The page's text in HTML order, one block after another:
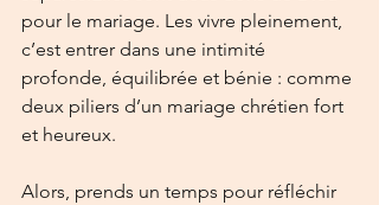
pour le mariage. Les vivre pleinement,
c’est entrer dans une intimité
profonde, équilibrée et bénie : comme
deux piliers d’un mariage chrétien fort
et heureux.
Alors, prends un temps pour réfléchir